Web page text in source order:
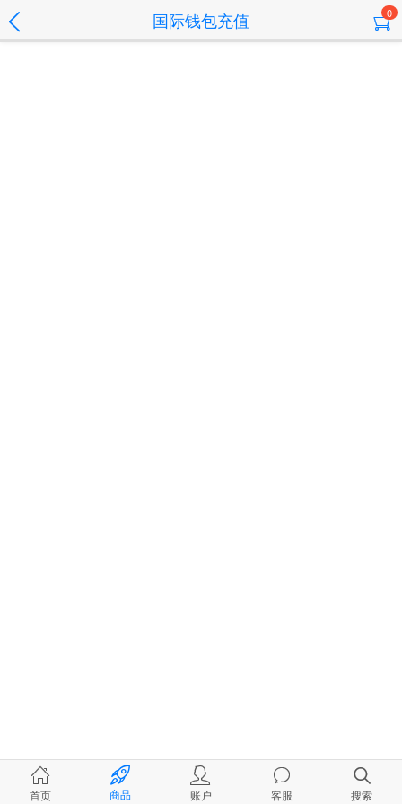
国际钱包充值 0
首页 商品 账户 客服 搜索